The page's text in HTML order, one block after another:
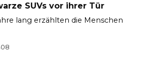
SUVs vor ihrer Tür
lang erzählten die Menschen